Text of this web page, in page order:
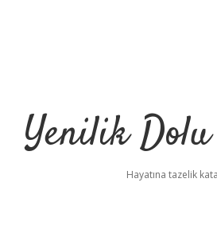
Yenilik
Hayatına tazelik